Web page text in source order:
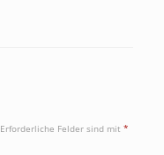
Erforderliche Felder sind mit *